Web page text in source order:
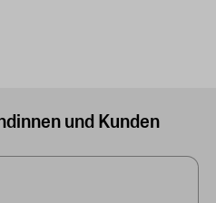
und Kunden